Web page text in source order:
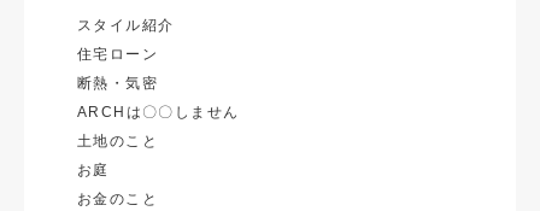
スタイル紹介
住宅ローン
断熱・気密
ARCHは〇〇しません
土地のこと
お庭
お金のこと